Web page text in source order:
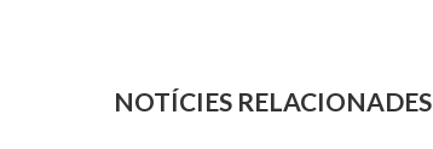
NOTÍCIES RELACIONADES